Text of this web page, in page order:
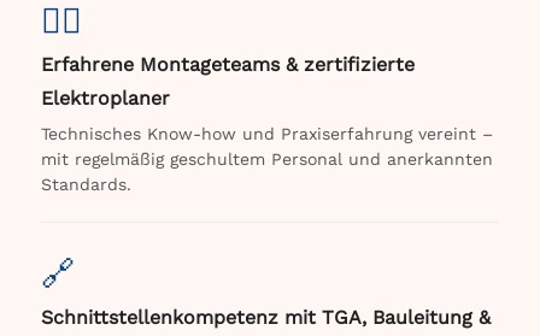
👷‍♂️
Erfahrene Montageteams & zertifizierte
Elektroplaner
Technisches Know-how und Praxiserfahrung vereint –
mit regelmäßig geschultem Personal und anerkannten
Standards.
🔗
Schnittstellenkompetenz mit TGA, Bauleitung &